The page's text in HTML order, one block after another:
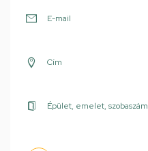
E-mail
Cím
Épület, emelet, szobaszám